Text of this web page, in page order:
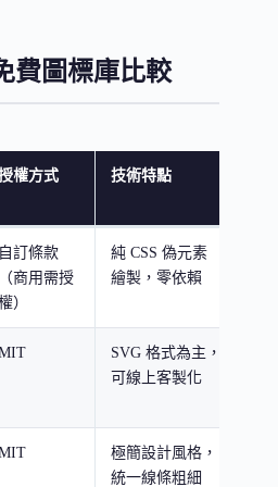
費圖標庫比較
權方式 技術特點
自訂條款
（商用需授
）
純 CSS 偽元素
繪製，零依賴
SVG 格式為主，
可線上客製化
極簡設計風格，
統一線條粗細